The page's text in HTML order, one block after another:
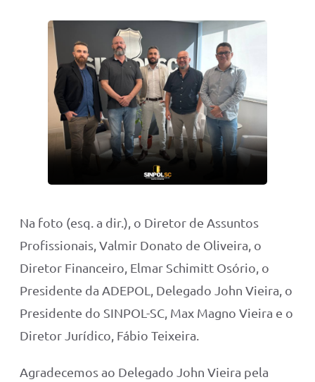
Na foto (esq. a dir.), o Diretor de Assuntos
Profissionais, Valmir Donato de Oliveira, o
Diretor Financeiro, Elmar Schimitt Osório, o
Presidente da ADEPOL, Delegado John Vieira, o
Presidente do SINPOL-SC, Max Magno Vieira e o
Diretor Jurídico, Fábio Teixeira.
Agradecemos ao Delegado John Vieira pela